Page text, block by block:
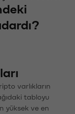
varlıkların
tabloyu
yüksek ve en